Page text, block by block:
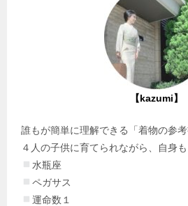
【kazumi】
誰もが簡単に理解できる「着物の参考
４人の子供に育てられながら、自身
水瓶座
ペガサス
運命数１